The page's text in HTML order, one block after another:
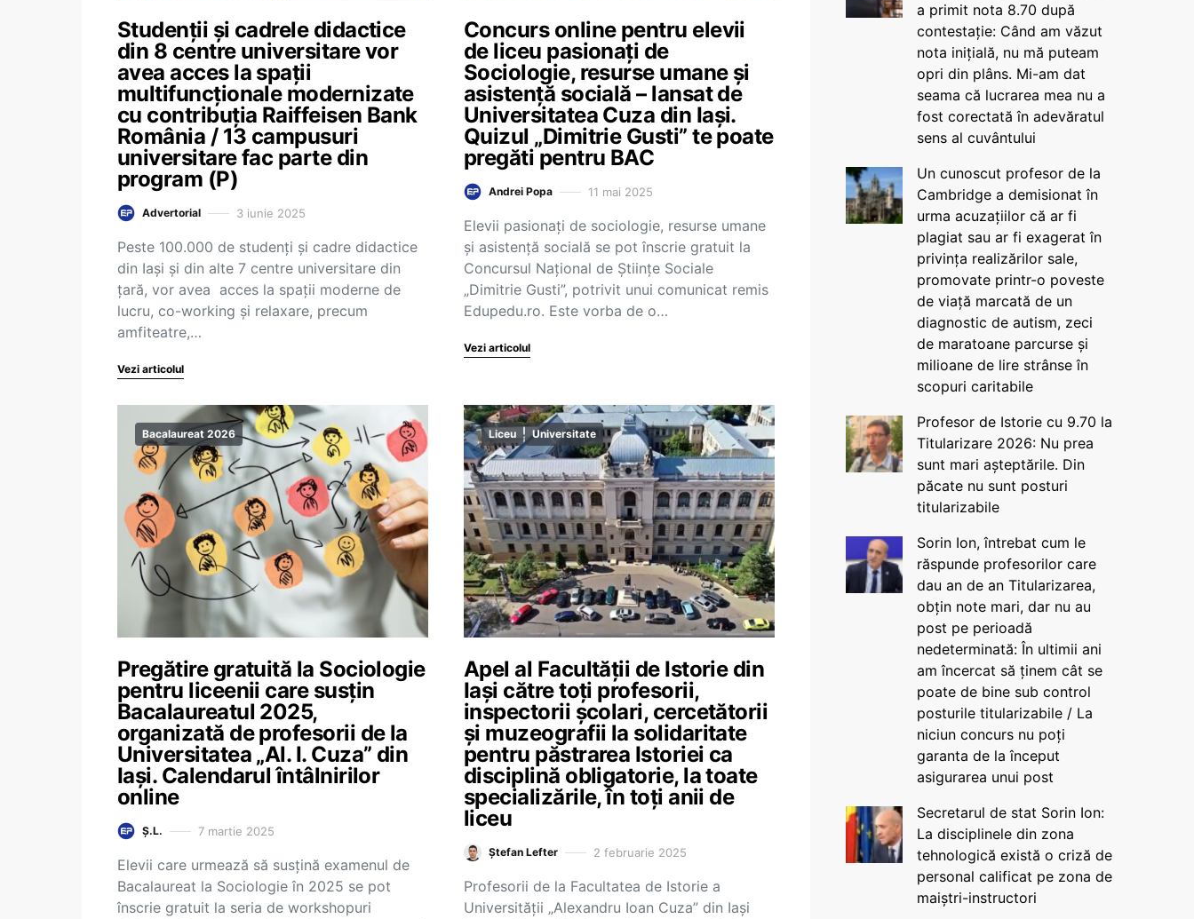
Studenții și cadrele didactice
din 8 centre universitare vor
avea acces la spații
multifuncționale modernizate
cu contribuția Raiffeisen Bank
România / 13 campusuri
universitare fac parte din
program (P)
Advertorial 3 iunie 2025
Peste 100.000 de studenți și cadre didactice
din Iași și din alte 7 centre universitare din
țară, vor avea acces la spații moderne de
lucru, co-working și relaxare, precum
amfiteatre,…
Vezi articolul
Concurs online pentru elevii
de liceu pasionați de
Sociologie, resurse umane și
asistență socială – lansat de
Universitatea Cuza din Iași.
Quizul „Dimitrie Gusti” te poate
pregăti pentru BAC
Andrei Popa 11 mai 2025
Elevii pasionați de sociologie, resurse umane
și asistență socială se pot înscrie gratuit la
Concursul Național de Științe Sociale
„Dimitrie Gusti”, potrivit unui comunicat remis
Edupedu.ro. Este vorba de o…
Vezi articolul
Bacalaureat 2026
Pregătire gratuită la Sociologie
pentru liceenii care susțin
Bacalaureatul 2025,
organizată de profesorii de la
Universitatea „Al. I. Cuza” din
Iași. Calendarul întâlnirilor
online
Ș.L. 7 martie 2025
Elevii care urmează să susțină examenul de
Bacalaureat la Sociologie în 2025 se pot
înscrie gratuit la seria de workshopuri
Liceu Universitate
Apel al Facultății de Istorie din
Iași către toți profesorii,
inspectorii școlari, cercetătorii
și muzeografii la solidaritate
pentru păstrarea Istoriei ca
disciplină obligatorie, la toate
specializările, în toți anii de
liceu
Ștefan Lefter 2 februarie 2025
Profesorii de la Facultatea de Istorie a
Universității „Alexandru Ioan Cuza” din Iași
a primit nota 8.70 după
contestație: Când am văzut
nota inițială, nu mă puteam
opri din plâns. Mi-am dat
seama că lucrarea mea nu a
fost corectată în adevăratul
sens al cuvântului
Un cunoscut profesor de la
Cambridge a demisionat în
urma acuzațiilor că ar fi
plagiat sau ar fi exagerat în
privința realizărilor sale,
promovate printr-o poveste
de viață marcată de un
diagnostic de autism, zeci
de maratoane parcurse și
milioane de lire strânse în
scopuri caritabile
Profesor de Istorie cu 9.70 la
Titularizare 2026: Nu prea
sunt mari așteptările. Din
păcate nu sunt posturi
titularizabile
Sorin Ion, întrebat cum le
răspunde profesorilor care
dau an de an Titularizarea,
obțin note mari, dar nu au
post pe perioadă
nedeterminată: În ultimii ani
am încercat să ținem cât se
poate de bine sub control
posturile titularizabile / La
niciun concurs nu poți
garanta de la început
asigurarea unui post
Secretarul de stat Sorin Ion:
La disciplinele din zona
tehnologică există o criză de
personal calificat pe zona de
maiștri-instructori